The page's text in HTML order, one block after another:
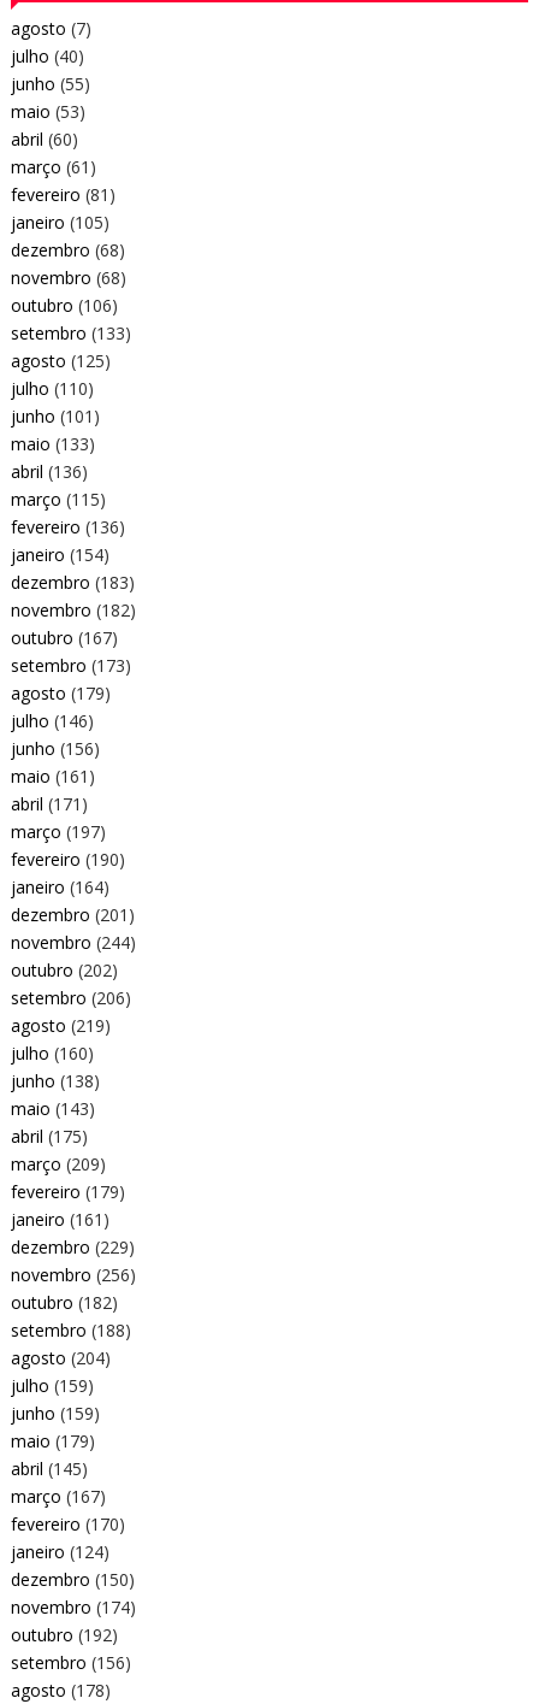
agosto (7)
julho (40)
junho (55)
maio (53)
abril (60)
março (61)
fevereiro (81)
janeiro (105)
dezembro (68)
novembro (68)
outubro (106)
setembro (133)
agosto (125)
julho (110)
junho (101)
maio (133)
abril (136)
março (115)
fevereiro (136)
janeiro (154)
dezembro (183)
novembro (182)
outubro (167)
setembro (173)
agosto (179)
julho (146)
junho (156)
maio (161)
abril (171)
março (197)
fevereiro (190)
janeiro (164)
dezembro (201)
novembro (244)
outubro (202)
setembro (206)
agosto (219)
julho (160)
junho (138)
maio (143)
abril (175)
março (209)
fevereiro (179)
janeiro (161)
dezembro (229)
novembro (256)
outubro (182)
setembro (188)
agosto (204)
julho (159)
junho (159)
maio (179)
abril (145)
março (167)
fevereiro (170)
janeiro (124)
dezembro (150)
novembro (174)
outubro (192)
setembro (156)
agosto (178)